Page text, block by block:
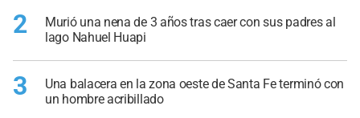
2
Murió una nena de 3 años tras caer con sus padres al
lago Nahuel Huapi
3
Una balacera en la zona oeste de Santa Fe terminó con
un hombre acribillado